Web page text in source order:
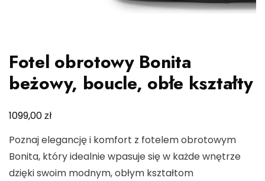
Fotel obrotowy Bonita
beżowy, boucle, obłe kształty
1099,00zł
Poznaj elegancję i komfort z fotelem obrotowym
Bonita, który idealnie wpasuje się w każde wnętrze
dzięki swoim modnym, obłym kształtom